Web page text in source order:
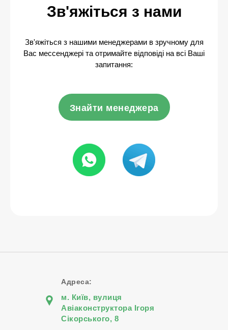
Зв'яжіться з нами
Зв'яжіться з нашими менеджерами в зручному для
Вас мессенджері та отримайте відповіді на всі Ваші
запитання:
Знайти менеджера
Адреса:
м. Київ, вулиця
Авіаконструктора Iгоря
Сiкорського, 8